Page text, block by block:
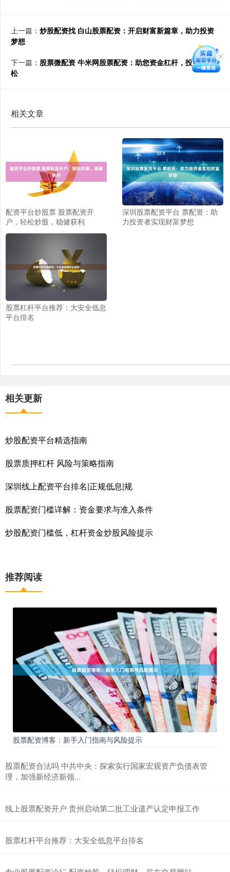
上一篇： 炒股配资找 白山股票配资：开启财富新篇章，助力投资
梦想
下一篇： 股票微配资 牛米网股票配资：助您资金杠杆，投资更轻
松
相关文章
配资平台炒股票 股票配资开
户，轻松炒股，稳健获利
深圳股票配资平台 票配资：助
力投资者实现财富梦想
股票杠杆平台推荐：大安全低息
平台排名
相关更新
炒股配资平台精选指南
股票质押杠杆 风险与策略指南
深圳线上配资平台排名|正规低息|规
股票配资门槛详解：资金要求与准入条件
炒股配资门槛低，杠杆资金炒股风险提示
推荐阅读
股票配资博客：新手入门指南与风险提示
股票配资合法吗 中共中央：探索实行国家宏观资产负债表管
理，加强新经济新领...
线上股票配资开户 贵州启动第二批工业遗产认定申报工作
股票杠杆平台推荐：大安全低息平台排名